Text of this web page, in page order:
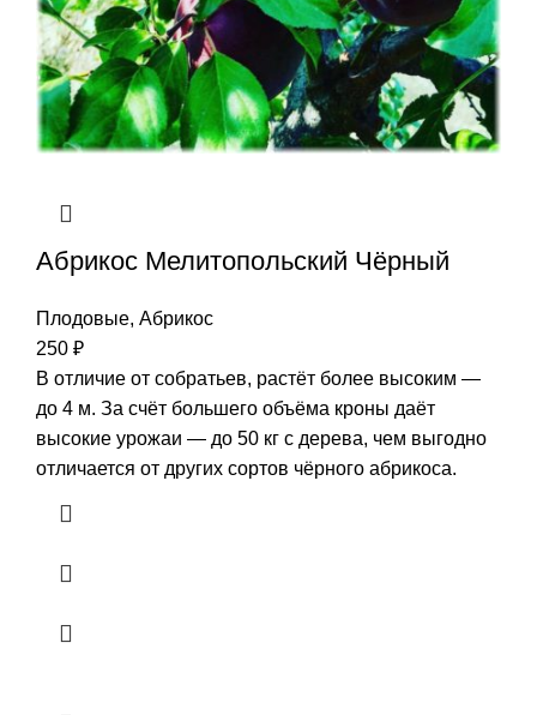
Абрикос Мелитопольский Чёрный
Плодовые, Абрикос
250 ₽
В отличие от собратьев, растёт более высоким —
до 4 м. За счёт большего объёма кроны даёт
высокие урожаи — до 50 кг с дерева, чем выгодно
отличается от других сортов чёрного абрикоса.